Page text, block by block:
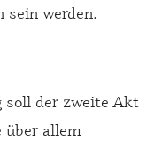
sein werden.
soll der zweite Akt
über allem